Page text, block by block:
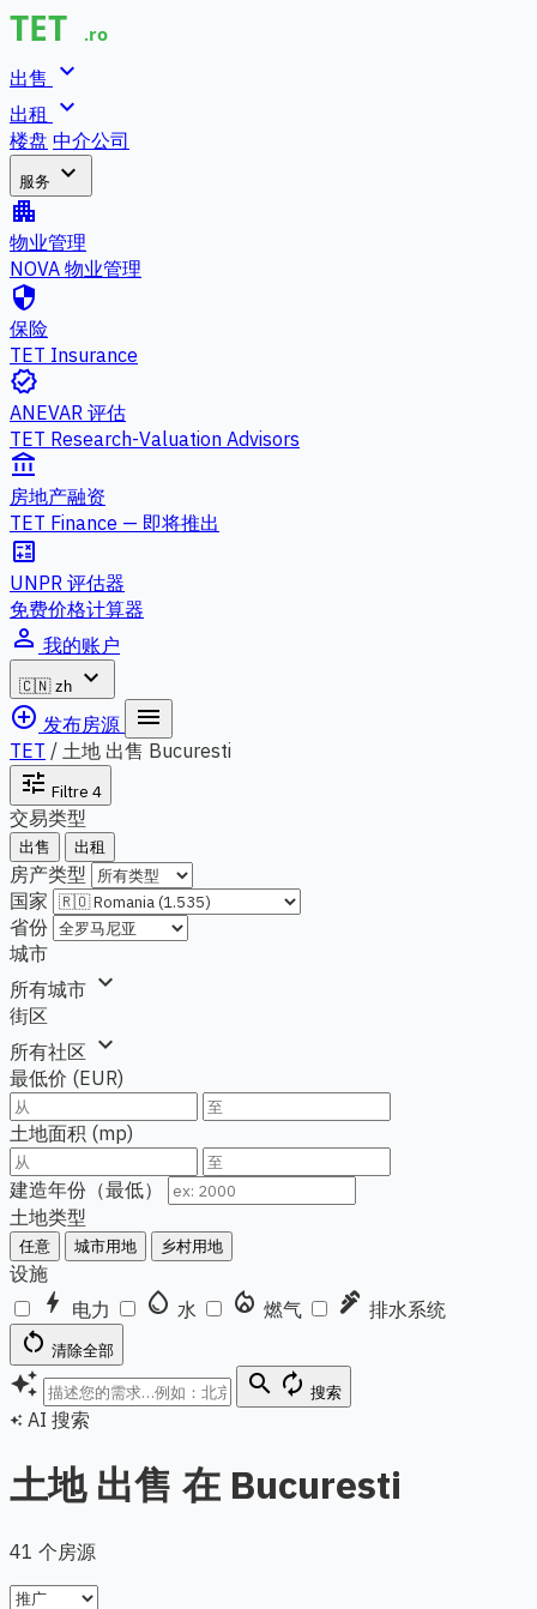
出售 expand_more
出租 expand_more
楼盘 中介公司
服务 expand_more
apartment
物业管理
NOVA 物业管理
security
保险
TET Insurance
verified
ANEVAR 评估
TET Research-Valuation Advisors
account_balance
房地产融资
TET Finance — 即将推出
calculate
UNPR 评估器
免费价格计算器
person_outline 我的账户
🇨🇳 zh
expand_more
add_circle_outline 发布房源 menu
TET / 土地 出售 Bucuresti
tune Filtre 4
交易类型
出售 出租
房产类型
国家
省份
城市
所有城市 expand_more
街区
所有社区 expand_more
最低价 (EUR)
土地面积 (mp)
建造年份（最低）
土地类型
任意 城市用地 乡村用地
设施
bolt 电力 water_drop 水 local_fire_department 燃气 plumbing 排水系统
restart_alt 清除全部
auto_awesome search autorenew 搜索
auto_awesome AI 搜索
土地 出售 在 Bucuresti
41 个房源